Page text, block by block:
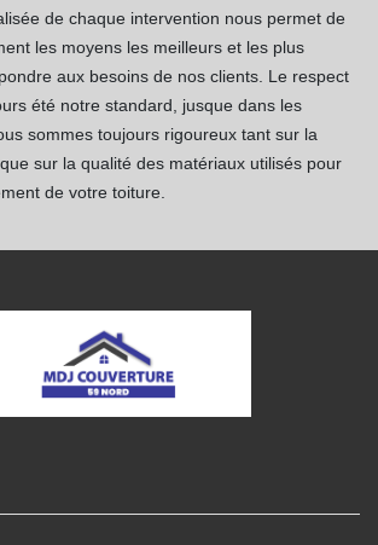
de chaque intervention nous permet de
les moyens les meilleurs et les plus
aux besoins de nos clients. Le respect
été notre standard, jusque dans les
sommes toujours rigoureux tant sur la
sur la qualité des matériaux utilisés pour
de votre toiture.